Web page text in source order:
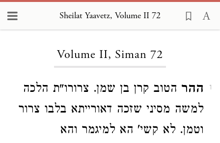
Sheilat Yaavetz, Volume II 72
Volume II, Siman 72
1 ההר הטוב קרן בן שמן. צרורו"ת הלכה
למשה מסיני שזכה דאורייתא בלבו צרור
וטמן. לא קשי' הא למיגמר והא